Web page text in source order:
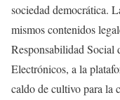
sociedad democrática.
mismos contenidos
Responsabilidad
Electrónicos, a la
caldo de cultivo para la